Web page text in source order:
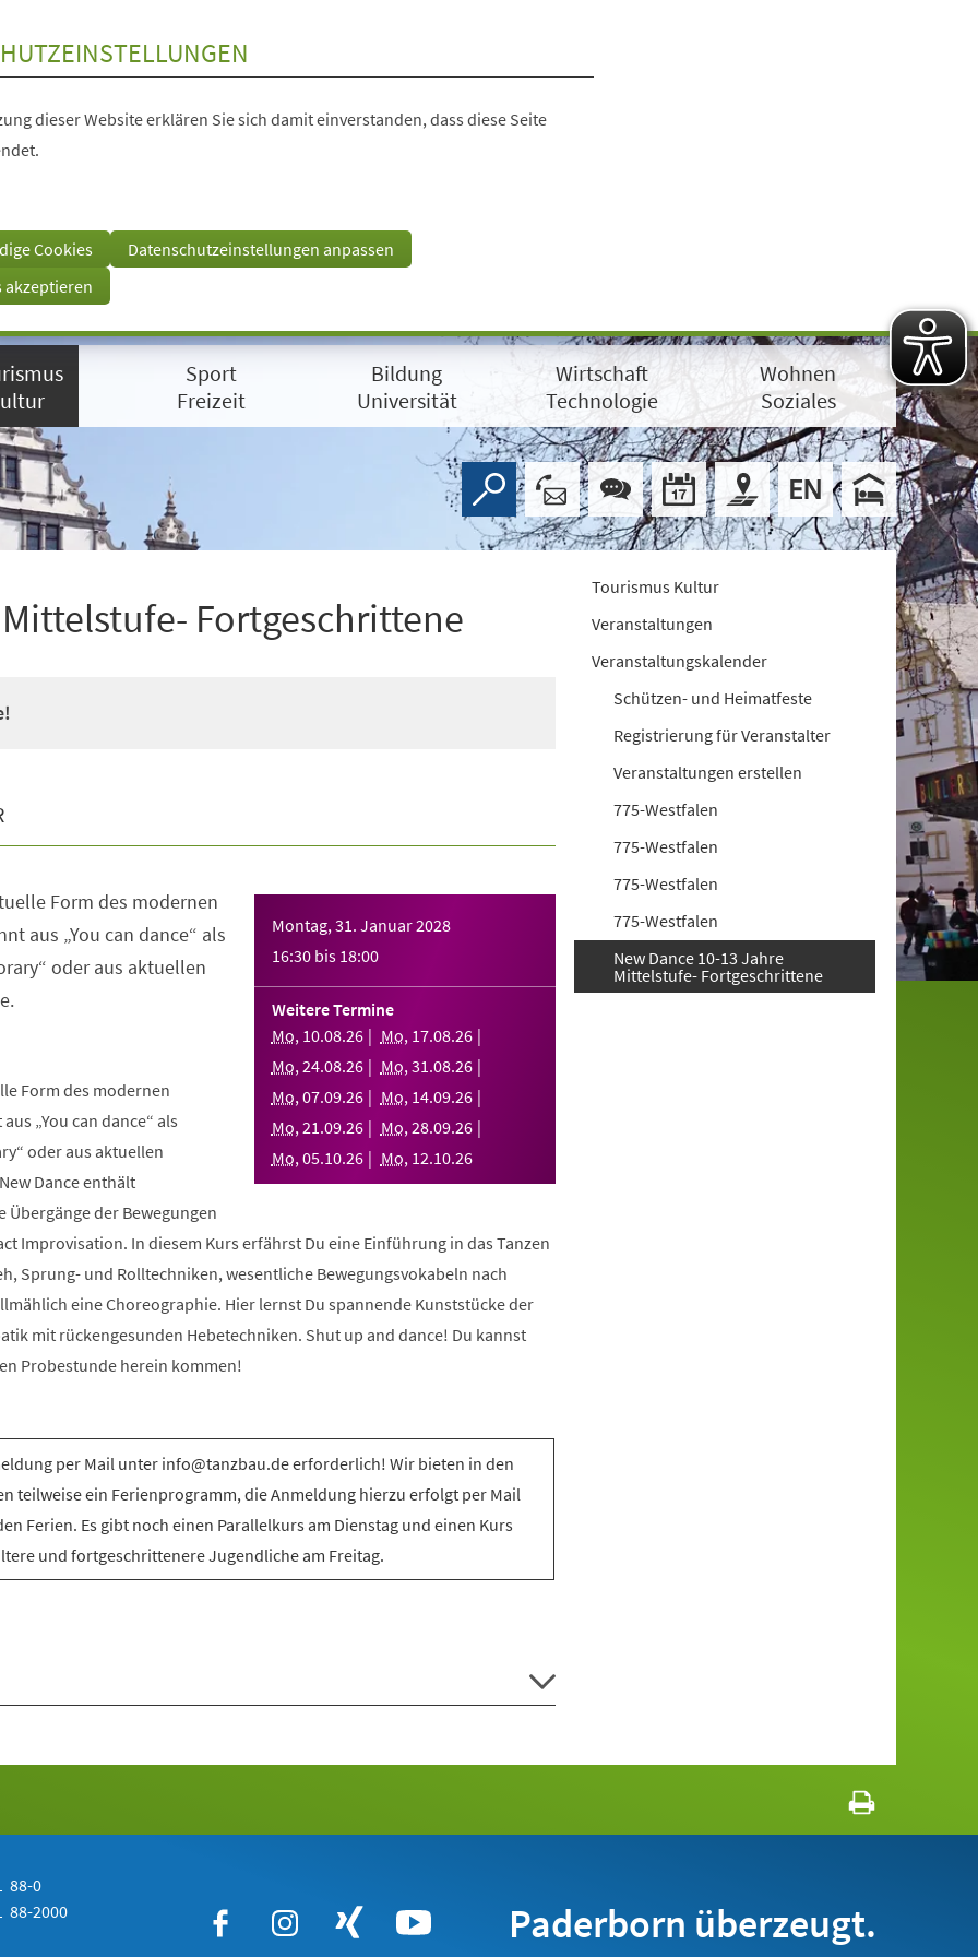
dieser Website erklären Sie sich damit einverstanden, dass diese Seite
Cookies
Datenschutzeinstellungen anpassen
akzeptieren
Sport
Freizeit
Bildung
Universität
Wirtschaft
Technologie
Wohnen
Soziales
Fortgeschrittene
Montag, 31. Januar 2028
16:30 bis 18:00
Weitere Termine
Mo, 10.08.26 Mo, 17.08.26
Mo,24.08.26 Mo,31.08.26
Mo,07.09.26 Mo, 14.09.26
Mo,21.09.26 Mo,28.09.26
Mo,05.10.26 Mo, 12.10.26
Form des modernen
aus „You can dance“ als
oder aus aktuellen
Form des modernen
„You can dance“ als
oder aus aktuellen
Dance enthält
der Bewegungen
Improvisation. In diesem Kurs erfährst Du eine Einführung in das Tanzen
Sprung- und Rolltechniken, wesentliche Bewegungsvokabeln nach
eine Choreographie. Hier lernst Du spannende Kunststücke der
mit rückengesunden Hebetechniken. Shut up and dance! Du kannst
Probestunde herein kommen!
per Mail unter info@tanzbau.de erforderlich! Wir bieten in den
teilweise ein Ferienprogramm, die Anmeldung hierzu erfolgt per Mail
Ferien. Es gibt noch einen Parallelkurs am Dienstag und einen Kurs
und fortgeschrittenere Jugendliche am Freitag.
Tourismus Kultur
Veranstaltungen
Veranstaltungskalender
Schützen- und Heimatfeste
Registrierung für Veranstalter
Veranstaltungen erstellen
775-Westfalen
775-Westfalen
775-Westfalen
775-Westfalen
New Dance 10-13 Jahre
Mittelstufe- Fortgeschrittene
88-0
88-2000 Paderborn überzeugt.